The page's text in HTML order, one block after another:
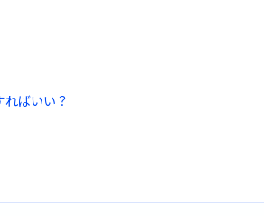
ばいい？